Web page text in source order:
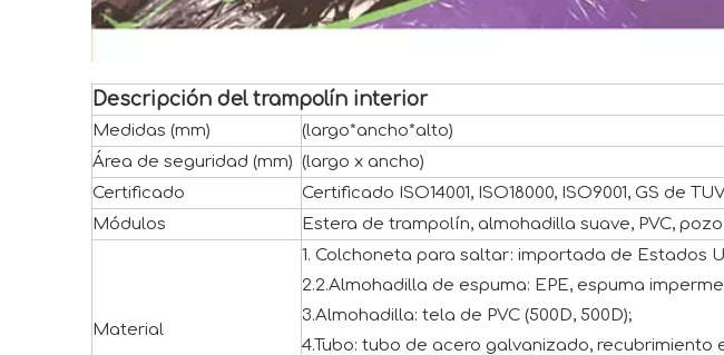
Descripción del trampolín interior
Medidas (mm)
(largo*ancho*alto)
Área de seguridad (mm) (largo x ancho)
Certificado
Certificado ISO14001, ISO18000, ISO9001, GS de
Módulos
Estera de trampolín, almohadilla suave, PVC,
Material
1. Colchoneta para saltar: importada de Estados
2.2.Almohadilla de espuma: EPE, espuma
3.Almohadilla: tela de PVC (500D, 500D);
4.Tubo: tubo de acero galvanizado, recubrimiento